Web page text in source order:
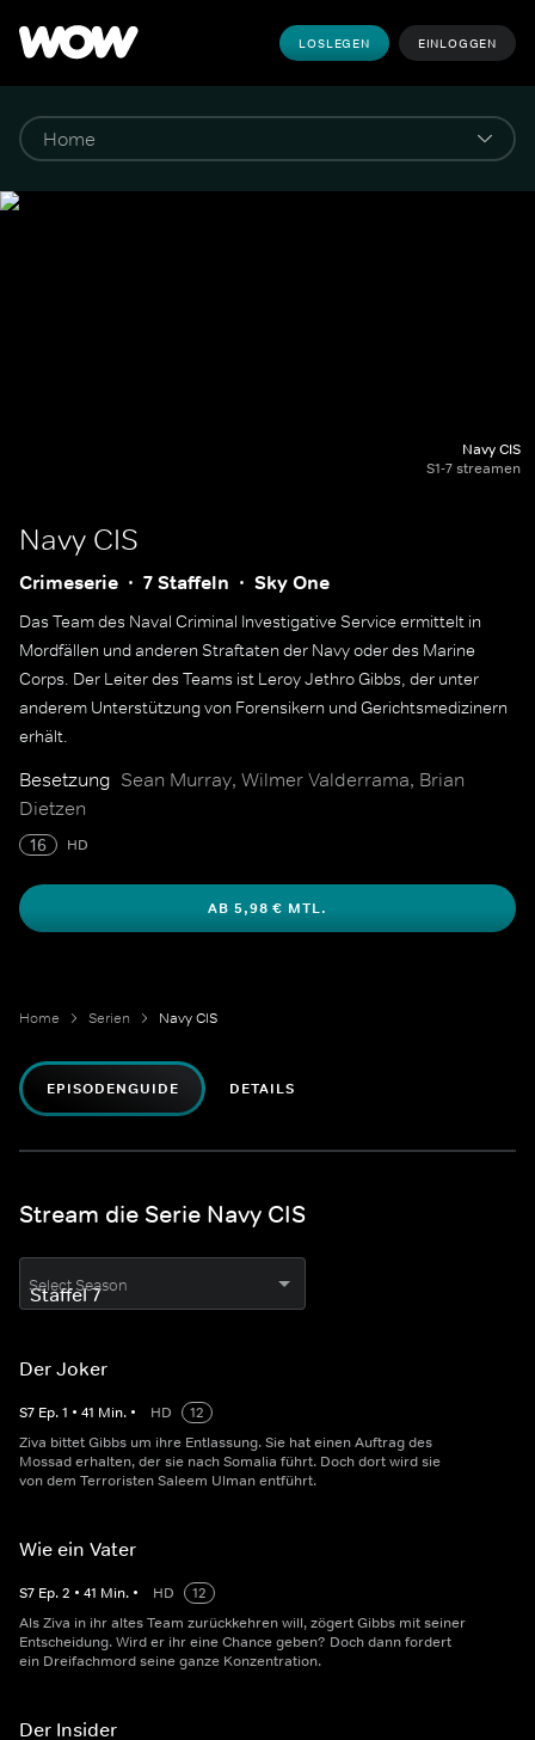
LOSLEGEN EINLOGGEN
Navy CIS
S1-7 streamen
Navy CIS
Crimeserie 7 Staffeln Sky One
Das Team des Naval Criminal Investigative Service ermittelt in
Mordfällen und anderen Straftaten der Navy oder des Marine
Corps. Der Leiter des Teams ist Leroy Jethro Gibbs, der unter
anderem Unterstützung von Forensikern und Gerichtsmedizinern
erhält.
Besetzung Sean Murray, Wilmer Valderrama, Brian
Dietzen
16 HD
AB 5,98 € MTL.
Home Serien Navy CIS
EPISODENGUIDE DETAILS
Stream die Serie Navy CIS
Select Season
Der Joker
S7 Ep.1 • 41 Min. • HD
12
Ziva bittet Gibbs um ihre Entlassung. Sie hat einen Auftrag des
Mossad erhalten, der sie nach Somalia führt. Doch dort wird sie
von dem Terroristen Saleem Ulman entführt.
Wie ein Vater
S7 Ep.2 • 41 Min. • HD
12
Als Ziva in ihr altes Team zurückkehren will, zögert Gibbs mit seiner
Entscheidung. Wird er ihr eine Chance geben? Doch dann fordert
ein Dreifachmord seine ganze Konzentration.
Der Insider